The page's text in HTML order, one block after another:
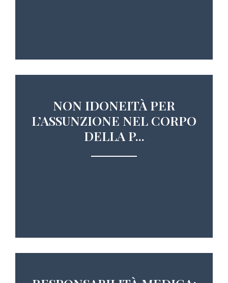
NON IDONEITÀ PER
L’ASSUNZIONE NEL CORPO
DELLA P...